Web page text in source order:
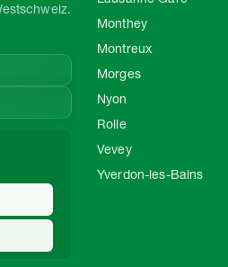
Monthey
Montreux
Morges
Nyon
Rolle
Vevey
Yverdon-les-Bains